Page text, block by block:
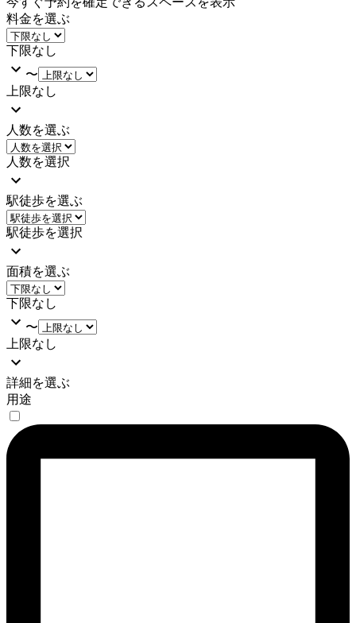
料金を選ぶ
下限なし
〜
上限なし
人数を選ぶ
人数を選択
駅徒歩を選ぶ
駅徒歩を選択
面積を選ぶ
下限なし
〜
上限なし
詳細を選ぶ
用途